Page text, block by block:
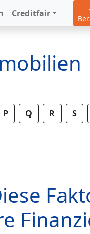
Creditfair
P Q R S